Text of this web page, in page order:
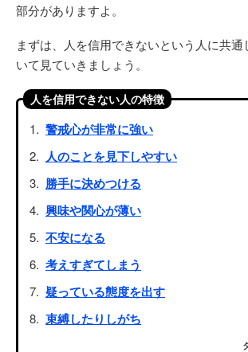
部分がありますよ。
まずは、人を信用できないという人に共
いて見ていきましょう。
人を信用できない人の特徴
警戒心が非常に強い
人のことを見下しやすい
勝手に決めつける
興味や関心が薄い
不安になる
考えすぎてしまう
疑っている態度を出す
束縛したりしがち